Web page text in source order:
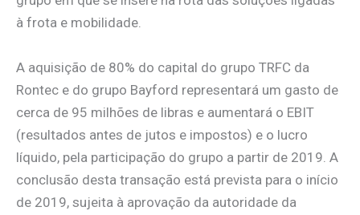
à frota e mobilidade.
A aquisição de 80% do capital do grupo TRFC da
Rontec e do grupo Bayford representará um gasto de
cerca de 95 milhões de libras e aumentará o EBIT
(resultados antes de jutos e impostos) e o lucro
líquido, pela participação do grupo a partir de 2019. A
conclusão desta transação está prevista para o início
de 2019, sujeita à aprovação da autoridade da